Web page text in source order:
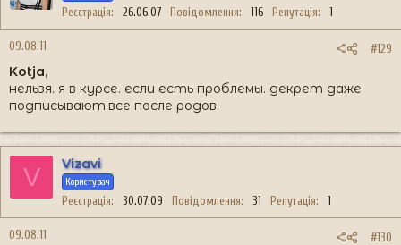
Реєстрація 26.06.07 Повідомлення 116 Репутація 1
09.08.11 #129
Kotja,
нельзя. я в курсе. если есть проблемы. декрет даже
подписывают.все после родов.
V Vizavi
Користувач
Реєстрація 30.07.09 Повідомлення 31 Репутація 1
09.08.11 #130